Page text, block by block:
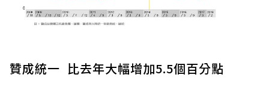
贊成統一 比去年大幅增加5.5個百分點